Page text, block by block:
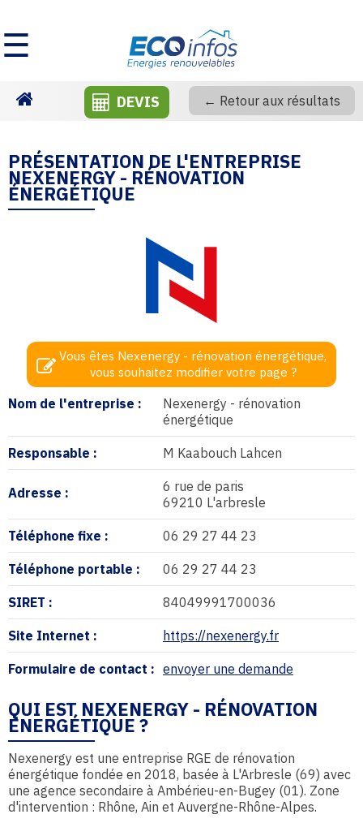
☰
DEVIS ← Retour aux résultats
PRÉSENTATION DE L'ENTREPRISE
NEXENERGY - RÉNOVATION
ÉNERGÉTIQUE
Nom de l'entreprise :
Nexenergy - rénovation
énergétique
Responsable : M Kaabouch Lahcen
Adresse :
6 rue de paris
69210 L'arbresle
Téléphone fixe : 06 29 27 44 23
Téléphone portable : 06 29 27 44 23
SIRET : 84049991700036
Site Internet : https://nexenergy.fr
Formulaire de contact : envoyer une demande
Vous êtes Nexenergy - rénovation énergétique,
vous souhaitez modifier votre page ?
QUI EST NEXENERGY - RÉNOVATION
ÉNERGÉTIQUE ?
Nexenergy est une entreprise RGE de rénovation
énergétique fondée en 2018, basée à L'Arbresle (69) avec
une agence secondaire à Ambérieu-en-Bugey (01). Zone
d'intervention : Rhône, Ain et Auvergne-Rhône-Alpes.